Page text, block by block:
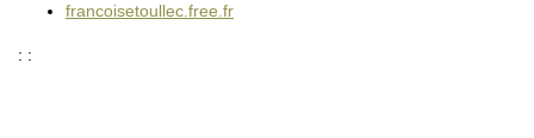
francoisetoullec.free.fr
: :